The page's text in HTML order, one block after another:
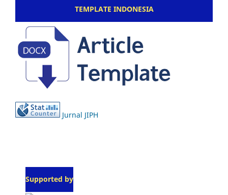
TEMPLATE INDONESIA
Jurnal JIPH
Supported by